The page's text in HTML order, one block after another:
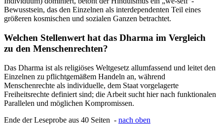
Bewusstsein, das den Einzelnen als interdependenten Teil eines
größeren kosmischen und sozialen Ganzen betrachtet.
Welchen Stellenwert hat das Dharma im Vergleich
zu den Menschenrechten?
Das Dharma ist als religiöses Weltgesetz allumfassend und leitet den
Einzelnen zu pflichtgemäßem Handeln an, während
Menschenrechte als individuelle, dem Staat vorgelagerte
Freiheitsrechte definiert sind; die Arbeit sucht hier nach funktionalen
Parallelen und möglichen Kompromissen.
Ende der Leseprobe aus 40 Seiten - nach oben